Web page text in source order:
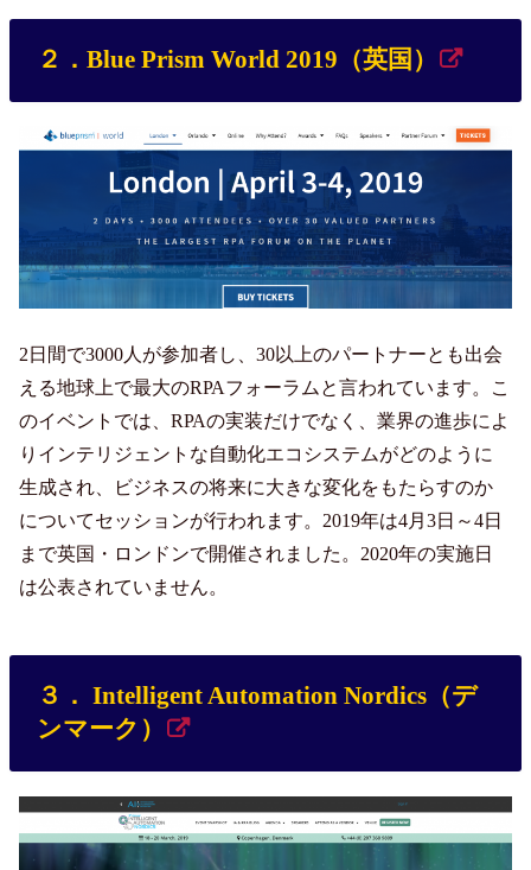
２．Blue Prism World 2019（英国）
2日間で3000人が参加者し、30以上のパートナーとも出会
える地球上で最大のRPAフォーラムと言われています。こ
のイベントでは、RPAの実装だけでなく、業界の進歩によ
りインテリジェントな自動化エコシステムがどのように
生成され、ビジネスの将来に大きな変化をもたらすのか
についてセッションが行われます。2019年は4月3日～4日
まで英国・ロンドンで開催されました。2020年の実施日
は公表されていません。
３． Intelligent Automation Nordics（デ
ンマーク）